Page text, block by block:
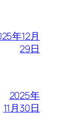
年12月
29日
2025年
11月30日